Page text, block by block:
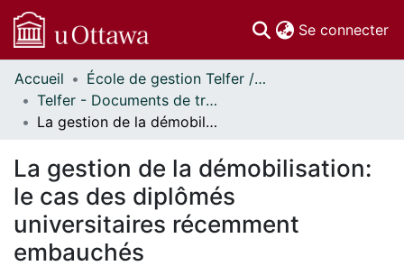
Se connecter
Communautés
et collections
Parcourir
À propos
Accueil
École de gestion Telfer // Telfer School of Management
Telfer - Documents de travail // Telfer - Working Papers
La gestion de la démobilisation: le cas des diplômés universitaires récemment embauchés
La gestion de la démobilisation:
le cas des diplômés
universitaires récemment
embauchés